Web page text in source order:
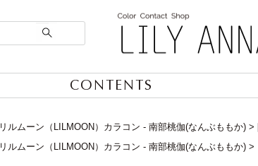
CONTENTS
リルムーン（LILMOON）カラコン - 南部桃伽(なんぶももか)
リルムーン（LILMOON）カラコン - 南部桃伽(なんぶももか)